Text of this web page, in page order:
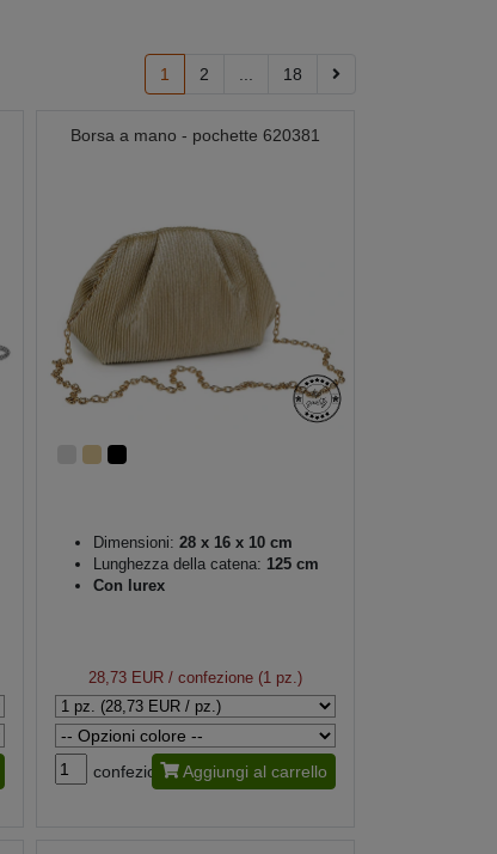
1 2 18
Borsa a mano - pochette 620381
Dimensioni: 28 x 16 x 10 cm
Lunghezza della catena: 125 cm
Con lurex
28,73 EUR/ confezione (1 pz.)
confezione Aggiungi al carrello